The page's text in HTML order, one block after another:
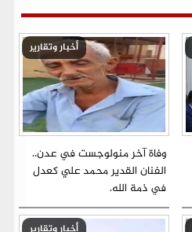
أخبار وتقارير
وفاة آخر منولوجست في عدن..
الفنان القدير محمد علي كعدل
في ذمة الله.